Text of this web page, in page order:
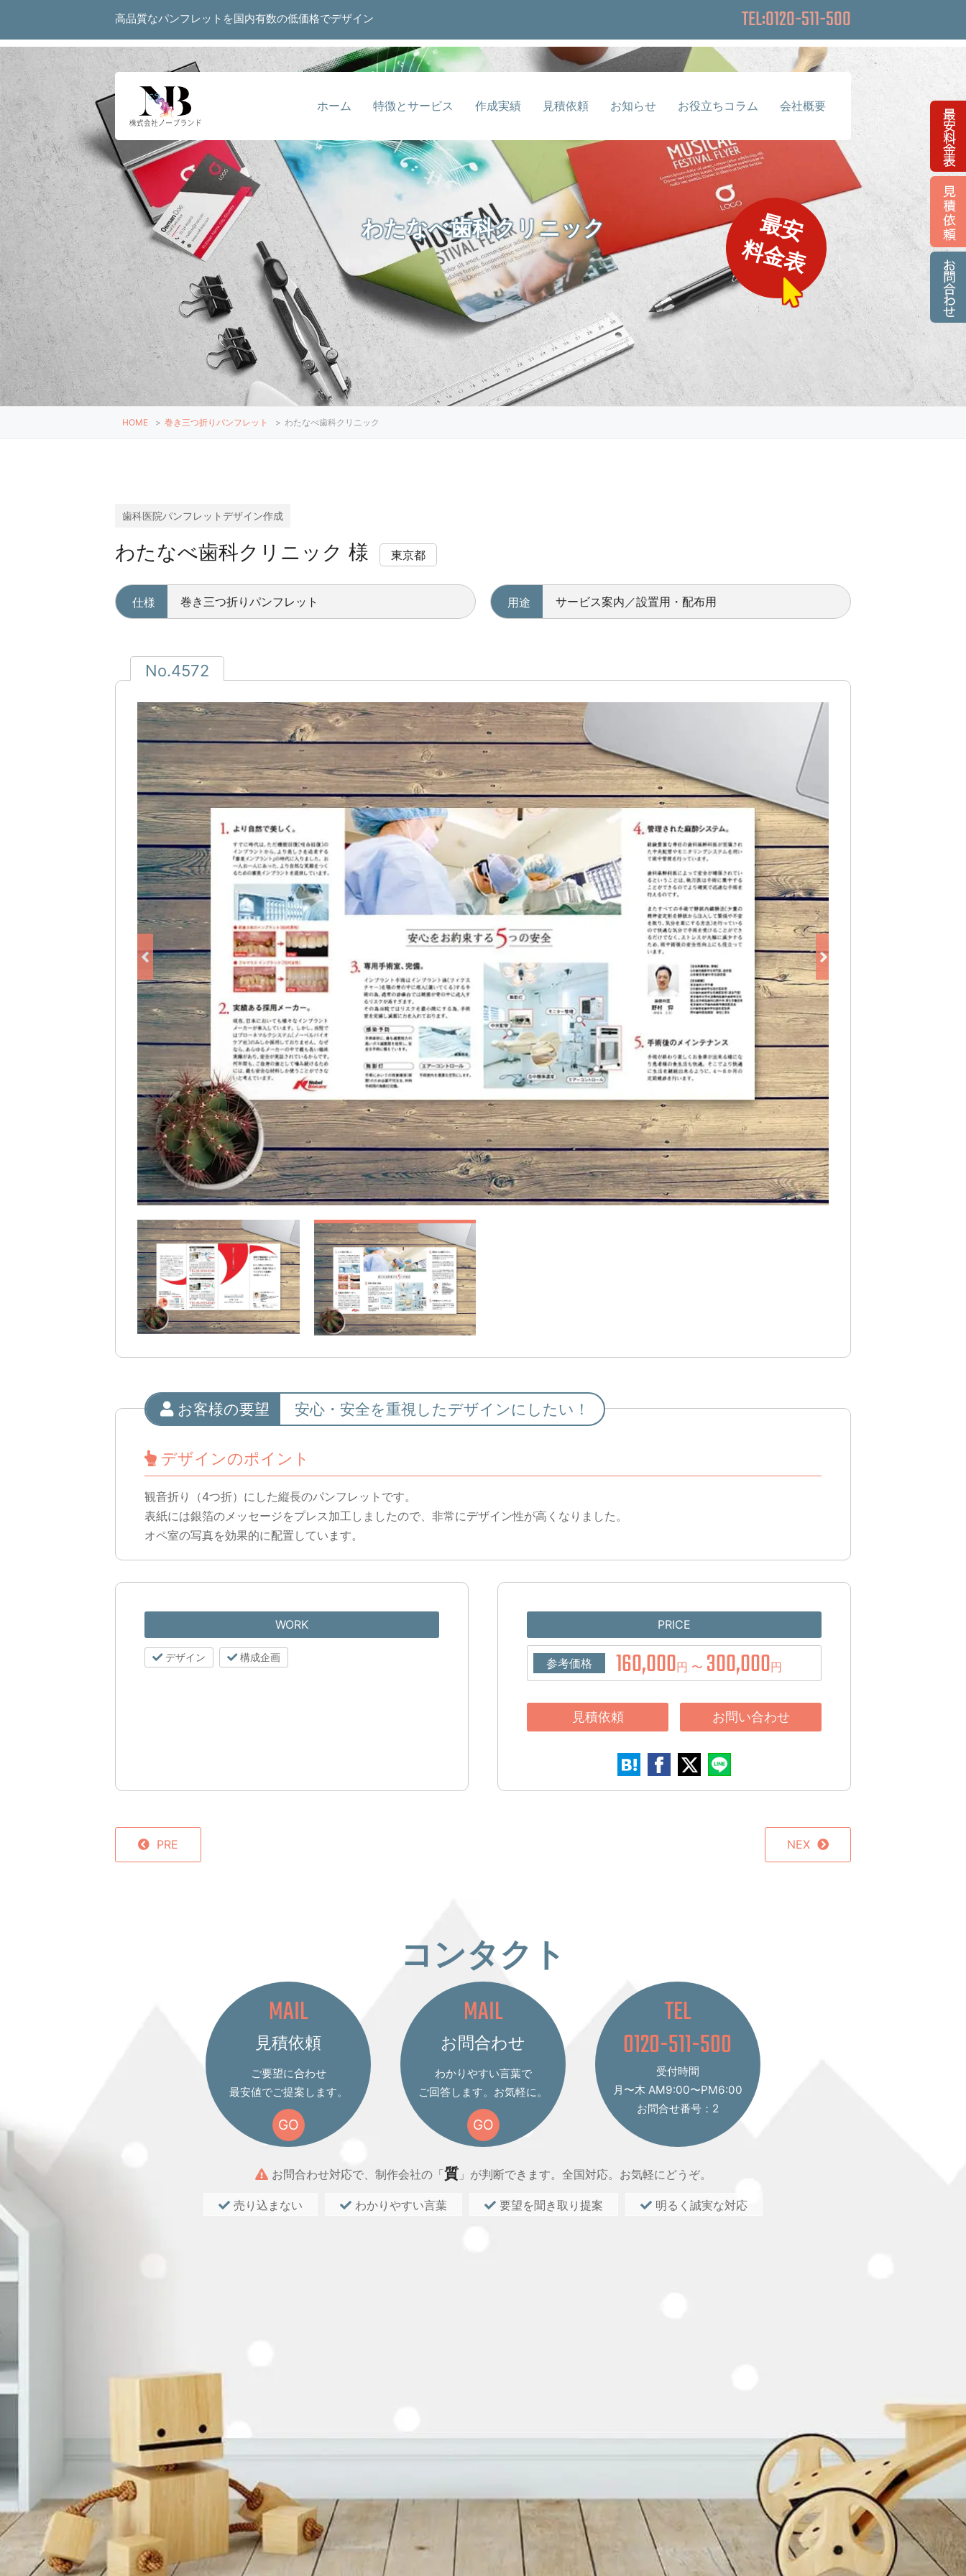
高品質なパンフレットを国内有数の低価格でデザイン TEL:0120-511-500
ホーム 特徴とサービス 作成実績 見積依頼 お知らせ お役立ちコラム 会社概要
わたなべ歯科クリニック 最安
料金表
HOME > 巻き三つ折りパンフレット > わたなべ歯科クリニック
歯科医院パンフレットデザイン作成
わたなべ歯科クリニック 様 東京都
仕様 巻き三つ折りパンフレット 用途 サービス案内／設置用・配布用
No.4572
お客様の要望 安心・安全を重視したデザインにしたい！
デザインのポイント
観音折り（4つ折）にした縦長のパンフレットです。
表紙には銀箔のメッセージをプレス加工しましたので、非常にデザイン性が高くなりました。
オペ室の写真を効果的に配置しています。
WORK
デザイン 構成企画
PRICE
参考価格 160,000円 〜 300,000円
見積依頼 お問い合わせ
PRE NEX
コンタクト
MAIL
見積依頼
ご要望に合わせ
最安値でご提案します。
GO
MAIL
お問合わせ
わかりやすい言葉で
ご回答します。お気軽に。
GO
TEL
0120-511-500
受付時間
月〜木 AM9:00〜PM6:00
お問合せ番号：2
お問合わせ対応で、制作会社の「質」が判断できます。全国対応。お気軽にどうぞ。
売り込まない わかりやすい言葉 要望を聞き取り提案 明るく誠実な対応